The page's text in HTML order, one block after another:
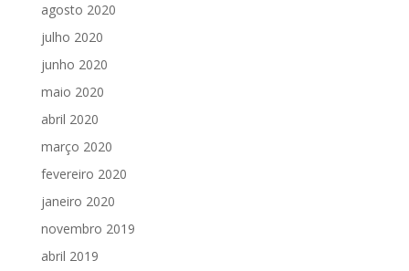
agosto 2020
julho 2020
junho 2020
maio 2020
abril 2020
março 2020
fevereiro 2020
janeiro 2020
novembro 2019
abril 2019